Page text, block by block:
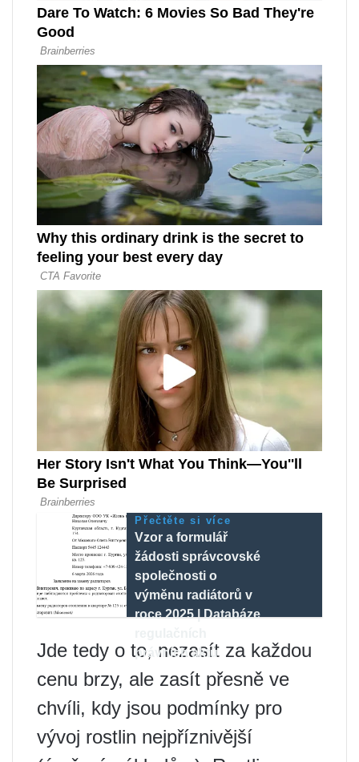
Přečtěte si více
Vzor a formulář
žádosti správcovské
společnosti o
výměnu radiátorů v
roce 2025 | Databáze
právních aktů
Jde tedy o to, nezasít za každou
cenu brzy, ale zasít přesně ve
chvíli, kdy jsou podmínky pro
vývoj rostlin nejpříznivější